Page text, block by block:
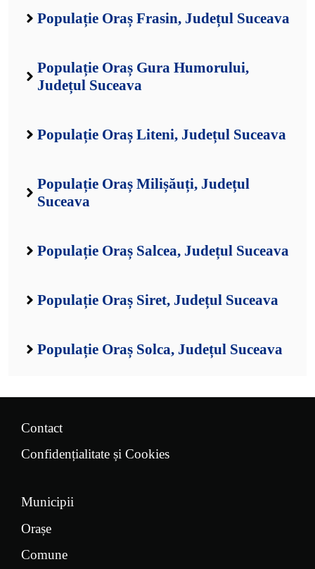
Populație Oraș Frasin, Județul Suceava
Populație Oraș Gura Humorului,
Județul Suceava
Populație Oraș Liteni, Județul Suceava
Populație Oraș Milișăuți, Județul
Suceava
Populație Oraș Salcea, Județul Suceava
Populație Oraș Siret, Județul Suceava
Populație Oraș Solca, Județul Suceava
Contact
Confidențialitate și Cookies
Municipii
Orașe
Comune